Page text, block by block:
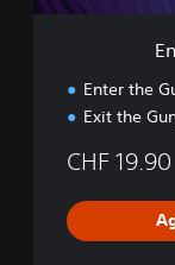
h
Enter the
Exit the
CHF 19.90